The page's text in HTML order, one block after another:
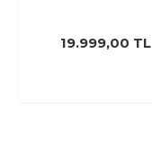
19.999,00 TL